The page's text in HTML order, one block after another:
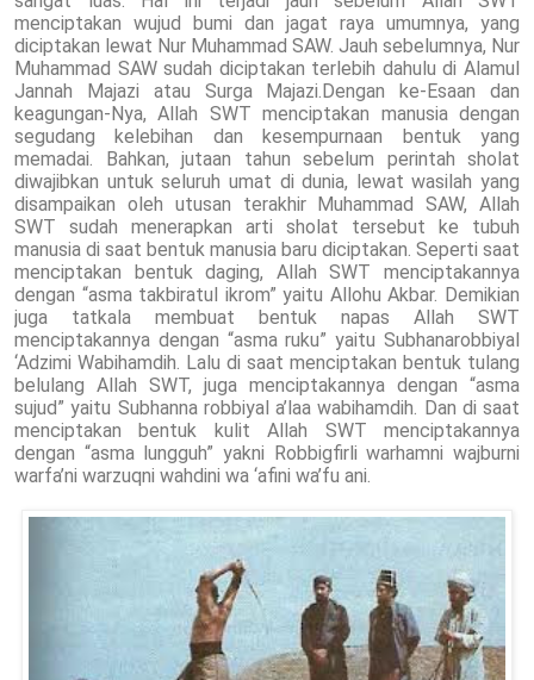
menciptakan wujud bumi dan jagat raya umumnya, yang
diciptakan lewat Nur Muhammad SAW. Jauh sebelumnya, Nur
Muhammad SAW sudah diciptakan terlebih dahulu di Alamul
Jannah Majazi atau Surga Majazi.Dengan ke-Esaan dan
keagungan-Nya, Allah SWT menciptakan manusia dengan
segudang kelebihan dan kesempurnaan bentuk yang
memadai. Bahkan, jutaan tahun sebelum perintah sholat
diwajibkan untuk seluruh umat di dunia, lewat wasilah yang
disampaikan oleh utusan terakhir Muhammad SAW, Allah
SWT sudah menerapkan arti sholat tersebut ke tubuh
manusia di saat bentuk manusia baru diciptakan. Seperti saat
menciptakan bentuk daging, Allah SWT menciptakannya
dengan “asma takbiratul ikrom” yaitu Allohu Akbar. Demikian
juga tatkala membuat bentuk napas Allah SWT
menciptakannya dengan “asma ruku” yaitu Subhanarobbiyal
‘Adzimi Wabihamdih. Lalu di saat menciptakan bentuk tulang
belulang Allah SWT, juga menciptakannya dengan “asma
sujud” yaitu Subhanna robbiyal a’laa wabihamdih. Dan di saat
menciptakan bentuk kulit Allah SWT menciptakannya
dengan “asma lungguh” yakni Robbigfirli warhamni wajburni
warfa’ni warzuqni wahdini wa ‘afini wa’fu ani.